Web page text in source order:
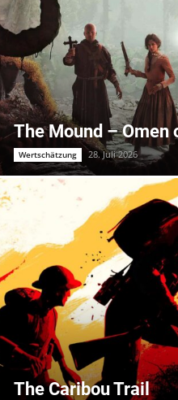
The Mound – Omen
Wertschätzung 28. Juli 2026
The Caribou Trail